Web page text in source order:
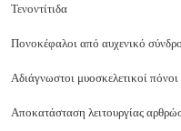
Τενοντίτιδα
Πονοκέφαλοι από αυχενικό
Αδιάγνωστοι μυοσκελετικοί πόνοι
Αποκατάσταση λειτουργίας